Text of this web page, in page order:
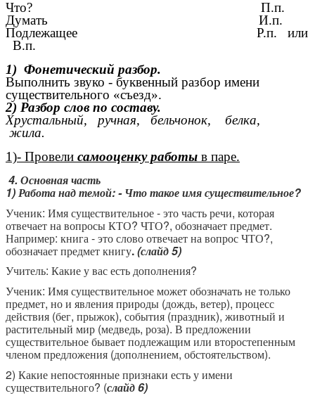
Что? П.п.
Думать И.п.
Подлежащее Р.п. или
В.п.
1) Фонетический разбор.
Выполнить звуко - буквенный разбор имени
существительного «съезд».
2) Разбор слов по составу.
Хрустальный, ручная, бельчонок, белка,
жила.
1)- Провели самооценку работы в паре.
4. Основная часть
1) Работа над темой: - Что такое имя существительное?
Ученик: Имя существительное - это часть речи, которая
отвечает на вопросы КТО? ЧТО?, обозначает предмет.
Например: книга - это слово отвечает на вопрос ЧТО?,
обозначает предмет книгу.(слайд 5)
Учитель: Какие у вас есть дополнения?
Ученик: Имя существительное может обозначать не только
предмет, но и явления природы (дождь, ветер), процесс
действия (бег, прыжок), события (праздник), животный и
растительный мир (медведь, роза). В предложении
существительное бывает подлежащим или второстепенным
членом предложения (дополнением, обстоятельством).
2) Какие непостоянные признаки есть у имени
существительного? (слайд 6)